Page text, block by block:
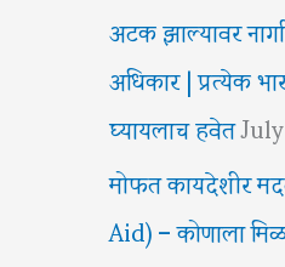
अटक झाल्यावर
अधिकार | प्रत्येक
घ्यायलाच हवेत
मोफत कायदेशीर
Aid) – कोणाला